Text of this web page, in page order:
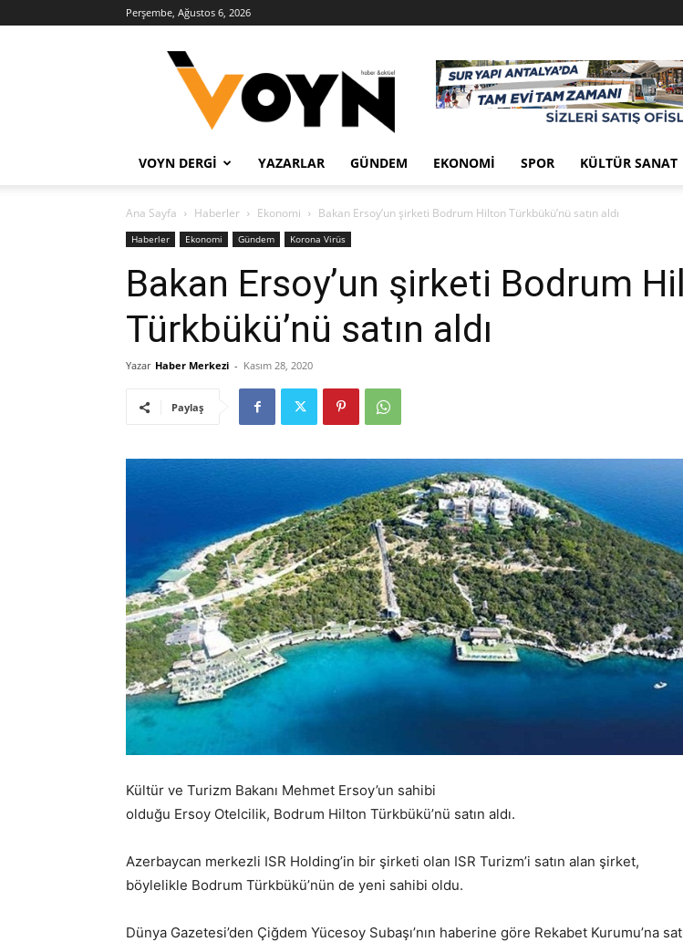
Perşembe, Ağustos 6, 2026
Haber
VOYN DERGI YAZARLAR GÜNDEM EKONOMI SPOR KÜLTÜR SANAT
Ana Sayfa Haberler Ekonomi Bakan Ersoy’un şirketi Bodrum Hilton Türkbükü’nü satın aldı
Haberler Ekonomi Gündem Korona Virüs
Bakan Ersoy’un şirketi Bodrum
Türkbükü’nü satın aldı
Yazar Haber Merkezi - Kasım 28, 2020
Paylaş
Kültür ve Turizm Bakanı Mehmet Ersoy’un sahibi
olduğu Ersoy Otelcilik, Bodrum Hilton Türkbükü’nü satın aldı.
Azerbaycan merkezli ISR Holding’in bir şirketi olan ISR Turizm’i satın alan şirket,
böylelikle Bodrum Türkbükü’nün de yeni sahibi oldu.
Dünya Gazetesi’den Çiğdem Yücesoy Subaşı’nın haberine göre Rekabet Kurumu’na